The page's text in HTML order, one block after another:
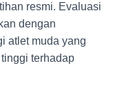
resmi. Evaluasi
dengan
atlet muda yang
terhadap